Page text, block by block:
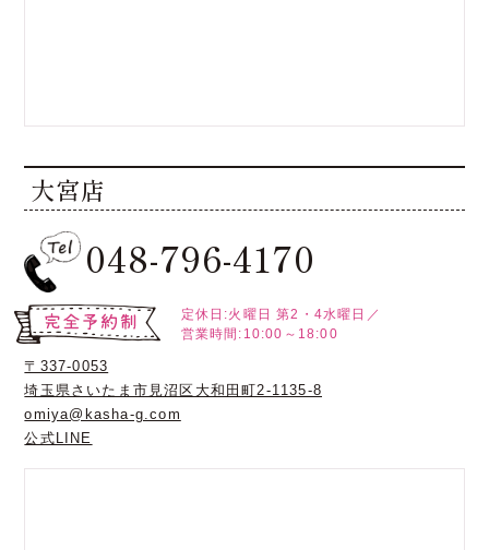
大宮店
048-796-4170
定休日:火曜日 第2・4水曜日／
営業時間:10:00～18:00
〒337-0053
埼玉県さいたま市見沼区大和田町2-1135-8
omiya@kasha-g.com
公式LINE